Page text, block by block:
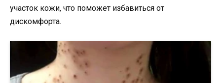
участок кожи, что поможет избавиться от
дискомфорта.